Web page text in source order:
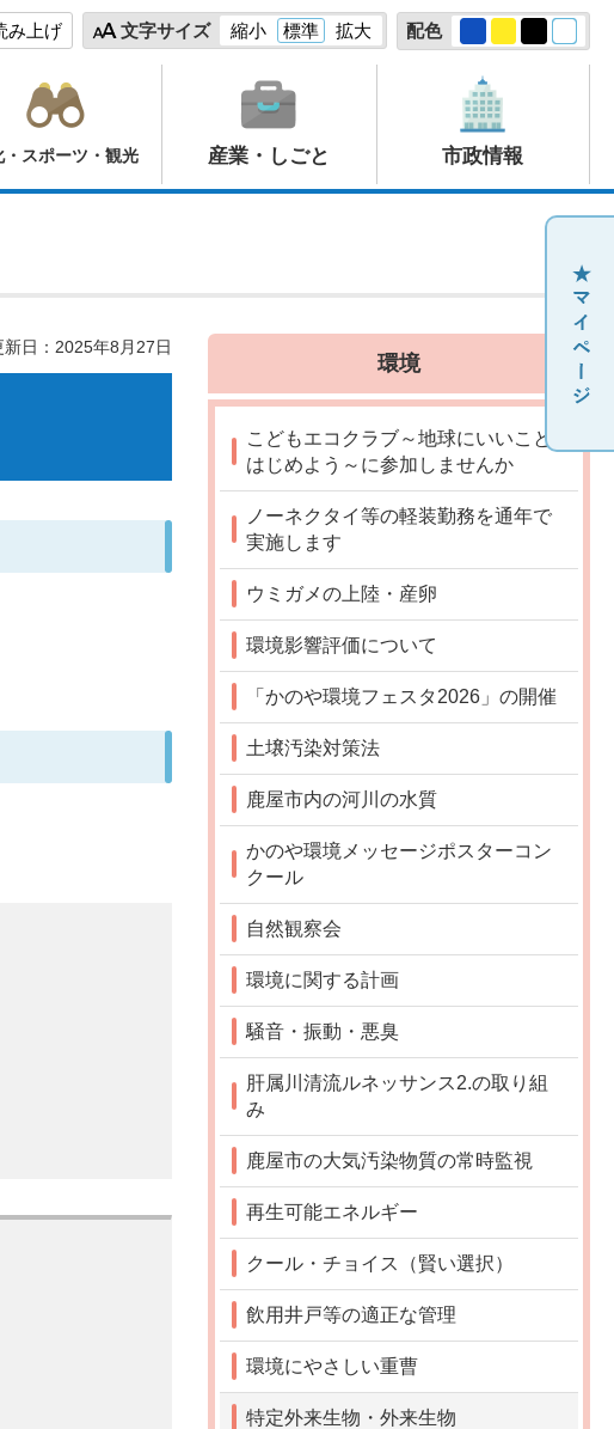
み上げ 文字サイズ 縮小 標準 拡大 配色
・スポーツ・観光 産業・しごと 市政情報
新日：2025年8月27日
環境
こどもエコクラブ～地球にいいこと
はじめよう～に参加しませんか
ノーネクタイ等の軽装勤務を通年で
実施します
ウミガメの上陸・産卵
環境影響評価について
「かのや環境フェスタ2026」の開催
土壌汚染対策法
鹿屋市内の河川の水質
かのや環境メッセージポスターコン
クール
自然観察会
環境に関する計画
騒音・振動・悪臭
肝属川清流ルネッサンス2.の取り組
み
鹿屋市の大気汚染物質の常時監視
再生可能エネルギー
クール・チョイス（賢い選択）
飲用井戸等の適正な管理
環境にやさしい重曹
特定外来生物・外来生物